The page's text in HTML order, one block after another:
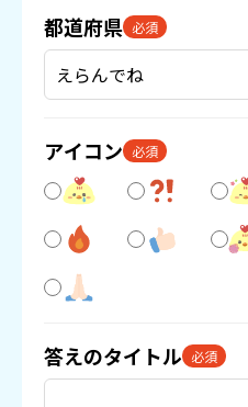
都道府県 必須
アイコン 必須
答えのタイトル 必須